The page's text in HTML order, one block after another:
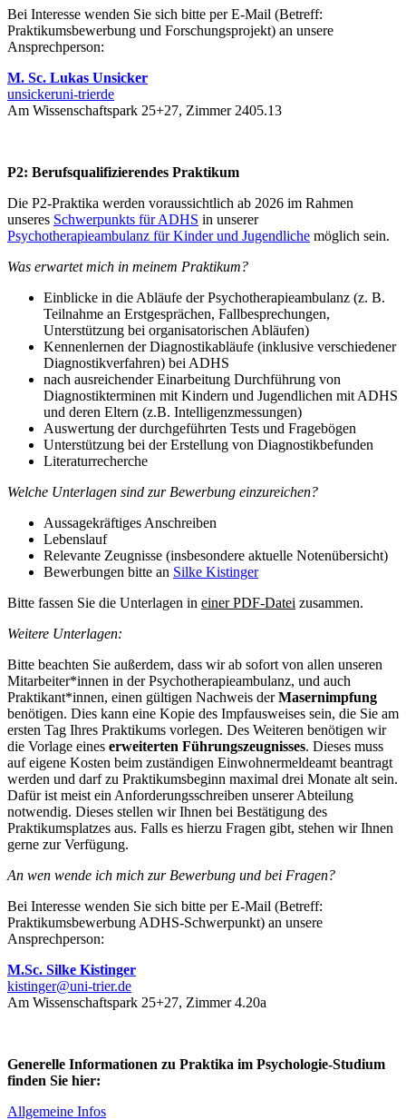
Bei Interesse wenden Sie sich bitte per E-Mail (Betreff:
Praktikumsbewerbung und Forschungsprojekt) an unsere
Ansprechperson:
M. Sc. Lukas Unsicker
unsickeruni-trierde
Am Wissenschaftspark 25+27, Zimmer 2405.13
P2: Berufsqualifizierendes Praktikum
Die P2-Praktika werden voraussichtlich ab 2026 im Rahmen
unseres Schwerpunkts für ADHS in unserer
Psychotherapieambulanz für Kinder und Jugendliche möglich sein.
Was erwartet mich in meinem Praktikum?
Einblicke in die Abläufe der Psychotherapieambulanz (z. B.
Teilnahme an Erstgesprächen, Fallbesprechungen,
Unterstützung bei organisatorischen Abläufen)
Kennenlernen der Diagnostikabläufe (inklusive verschiedener
Diagnostikverfahren) bei ADHS
nach ausreichender Einarbeitung Durchführung von
Diagnostikterminen mit Kindern und Jugendlichen mit ADHS
und deren Eltern (z.B. Intelligenzmessungen)
Auswertung der durchgeführten Tests und Fragebögen
Unterstützung bei der Erstellung von Diagnostikbefunden
Literaturrecherche
Welche Unterlagen sind zur Bewerbung einzureichen?
Aussagekräftiges Anschreiben
Lebenslauf
Relevante Zeugnisse (insbesondere aktuelle Notenübersicht)
Bewerbungen bitte an Silke Kistinger
Bitte fassen Sie die Unterlagen in einer PDF-Datei zusammen.
Weitere Unterlagen:
Bitte beachten Sie außerdem, dass wir ab sofort von allen unseren
Mitarbeiter*innen in der Psychotherapieambulanz, und auch
Praktikant*innen, einen gültigen Nachweis derMasernimpfung
benötigen. Dies kann eine Kopie des Impfausweises sein, die Sie am
ersten Tag Ihres Praktikums vorlegen. Des Weiteren benötigen wir
die Vorlage eines erweiterten Führungszeugnisses. Dieses muss
auf eigene Kosten beim zuständigen Einwohnermeldeamt beantragt
werden und darf zu Praktikumsbeginn maximal drei Monate alt sein.
Dafür ist meist ein Anforderungsschreiben unserer Abteilung
notwendig. Dieses stellen wir Ihnen bei Bestätigung des
Praktikumsplatzes aus. Falls es hierzu Fragen gibt, stehen wir Ihnen
gerne zur Verfügung.
An wen wende ich mich zur Bewerbung und bei Fragen?
Bei Interesse wenden Sie sich bitte per E-Mail (Betreff:
Praktikumsbewerbung ADHS-Schwerpunkt) an unsere
Ansprechperson:
M.Sc. Silke Kistinger
kistinger@uni-trier.de
Am Wissenschaftspark 25+27, Zimmer 4.20a
Generelle Informationen zu Praktika im Psychologie-Studium
finden Sie hier:
Allgemeine Infos